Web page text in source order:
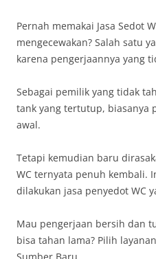
Pernah memakai Jasa Sedot
mengecewakan? Salah satu
karena pengerjaannya yang
Sebagai pemilik yang tidak
tank yang tertutup, biasanya
awal.
Tetapi kemudian baru
WC ternyata penuh kembali.
dilakukan jasa penyedot WC
Mau pengerjaan bersih dan
bisa tahan lama? Pilih